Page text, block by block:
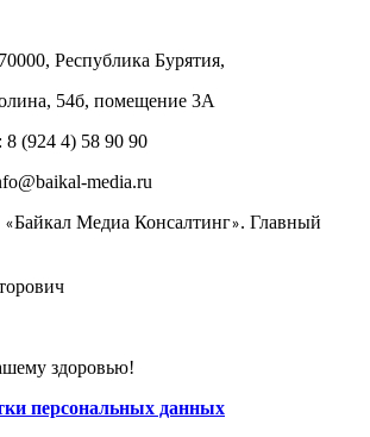
Республика Бурятия,
54б, помещение 3А
(924 4) 58 90 90
media.ru
«Байкал Медиа Консалтинг». Главный
здоровью!
персональных данных